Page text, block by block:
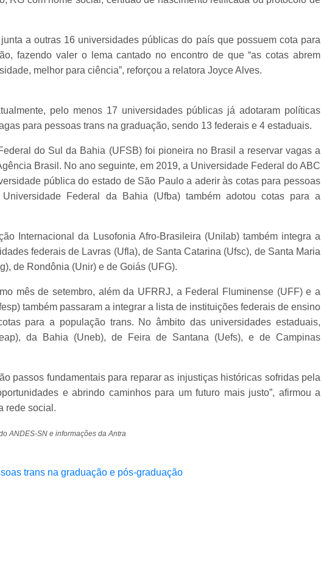
a outras 16 universidades públicas do país que possuem cota para
fazendo valer o lema cantado no encontro de que “as cotas abrem
melhor para ciência”, reforçou a relatora Joyce Alves.
pelo menos 17 universidades públicas já adotaram políticas
para pessoas trans na graduação, sendo 13 federais e 4 estaduais.
do Sul da Bahia (UFSB) foi pioneira no Brasil a reservar vagas a
Brasil. No ano seguinte, em 2019, a Universidade Federal do ABC
pública do estado de São Paulo a aderir às cotas para pessoas
Federal da Bahia (Ufba) também adotou cotas para a
Internacional da Lusofonia Afro-Brasileira (Unilab) também integra a
federais de Lavras (Ufla), de Santa Catarina (Ufsc), de Santa Maria
de Rondônia (Unir) e de Goiás (UFG).
mês de setembro, além da UFRRJ, a Federal Fluminense (UFF) e a
também passaram a integrar a lista de instituições federais de ensino
para a população trans. No âmbito das universidades estaduais,
da Bahia (Uneb), de Feira de Santana (Uefs), e de Campinas
passos fundamentais para reparar as injustiças históricas sofridas pela
e abrindo caminhos para um futuro mais justo”, afirmou a
rede social.
ANDES-SN e informações da Antra
trans na graduação e pós-graduação